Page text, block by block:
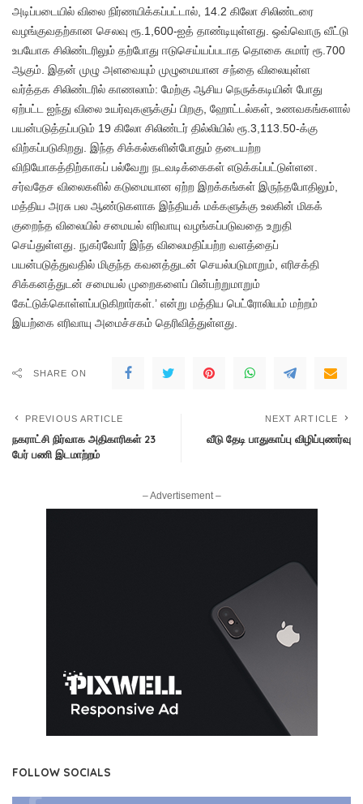
அடிப்படையில் விலை நிர்ணயிக்கப்பட்டால், 14.2 கிலோ சிலிண்டரை
வழங்குவதற்கான செலவு ரூ.1,600-ஐத் தாண்டியுள்ளது. ஒவ்வொரு வீட்டு
உபயோக சிலிண்டரிலும் தற்போது ஈடுசெய்யப்படாத தொகை சுமார் ரூ.700
ஆகும். இதன் முழு அளவையும் முழுமையான சந்தை விலையுள்ள
வர்த்தக சிலிண்டரில் காணலாம்: மேற்கு ஆசிய நெருக்கடியின் போது
ஏற்பட்ட ஐந்து விலை உயர்வுகளுக்குப் பிறகு, ஹோட்டல்கள், உணவகங்களால்
பயன்படுத்தப்படும் 19 கிலோ சிலிண்டர் தில்லியில் ரூ.3,113.50-க்கு
விற்கப்படுகிறது. இந்த சிக்கல்களின்போதும் தடையற்ற
விநியோகத்திற்காகப் பல்வேறு நடவடிக்கைகள் எடுக்கப்பட்டுள்ளன.
சர்வதேச விலைகளில் கடுமையான ஏற்ற இறக்கங்கள் இருந்தபோதிலும்,
மத்திய அரசு பல ஆண்டுகளாக இந்தியக் மக்களுக்கு உலகின் மிகக்
குறைந்த விலையில் சமையல் எரிவாயு வழங்கப்படுவதை உறுதி
செய்துள்ளது. நுகர்வோர் இந்த விலைமதிப்பற்ற வளத்தைப்
பயன்படுத்துவதில் மிகுந்த கவனத்துடன் செயல்படுமாறும், எரிசக்தி
சிக்கனத்துடன் சமையல் முறைகளைப் பின்பற்றுமாறும்
கேட்டுக்கொள்ளப்படுகிறார்கள்.’ என்று மத்திய பெட்ரோலியம் மற்றம்
இயற்கை எரிவாயு அமைச்சகம் தெரிவித்துள்ளது.
SHARE ON
PREVIOUS ARTICLE
நகராட்சி நிர்வாக அதிகாரிகள் 23
பேர் பணி இடமாற்றம்
NEXT ARTICLE
வீடு தேடி பாதுகாப்பு விழிப்புணர்வு
– Advertisement –
FOLLOW SOCIALS